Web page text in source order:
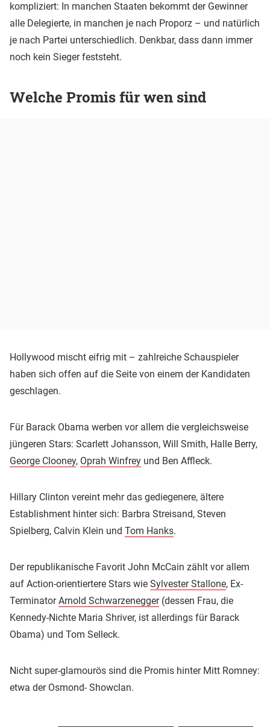
kompliziert: In manchen Staaten bekommt der Gewinner
alle Delegierte, in manchen je nach Proporz – und natürlich
je nach Partei unterschiedlich. Denkbar, dass dann immer
noch kein Sieger feststeht.
Welche Promis für wen sind
Hollywood mischt eifrig mit – zahlreiche Schauspieler
haben sich offen auf die Seite von einem der Kandidaten
geschlagen.
Für Barack Obama werben vor allem die vergleichsweise
jüngeren Stars: Scarlett Johansson, Will Smith, Halle Berry,
George Clooney, Oprah Winfrey und Ben Affleck.
Hillary Clinton vereint mehr das gediegenere, ältere
Establishment hinter sich: Barbra Streisand, Steven
Spielberg, Calvin Klein und Tom Hanks.
Der republikanische Favorit John McCain zählt vor allem
auf Action-orientiertere Stars wie Sylvester Stallone, Ex-
TerminatorArnold Schwarzenegger(dessen Frau, die
Kennedy-Nichte Maria Shriver, ist allerdings für Barack
Obama) und Tom Selleck.
Nicht super-glamourös sind die Promis hinter Mitt Romney:
etwa der Osmond- Showclan.